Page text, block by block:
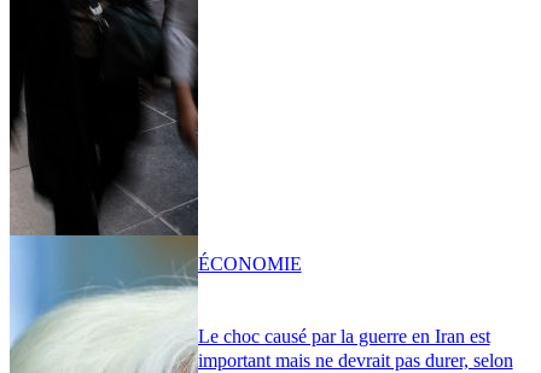
Le choc causé par la guerre en Iran est
important mais ne devrait pas durer, selon
ÉCONOMIE